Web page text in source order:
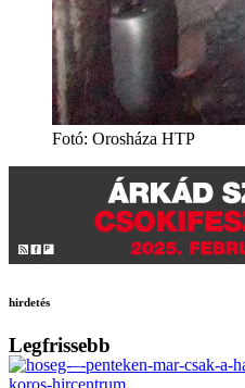
Fotó: Orosháza HTP
hirdetés
Legfrissebb